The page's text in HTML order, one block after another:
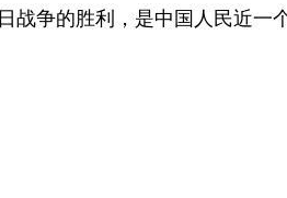
日战争的胜利，是中国人民近一